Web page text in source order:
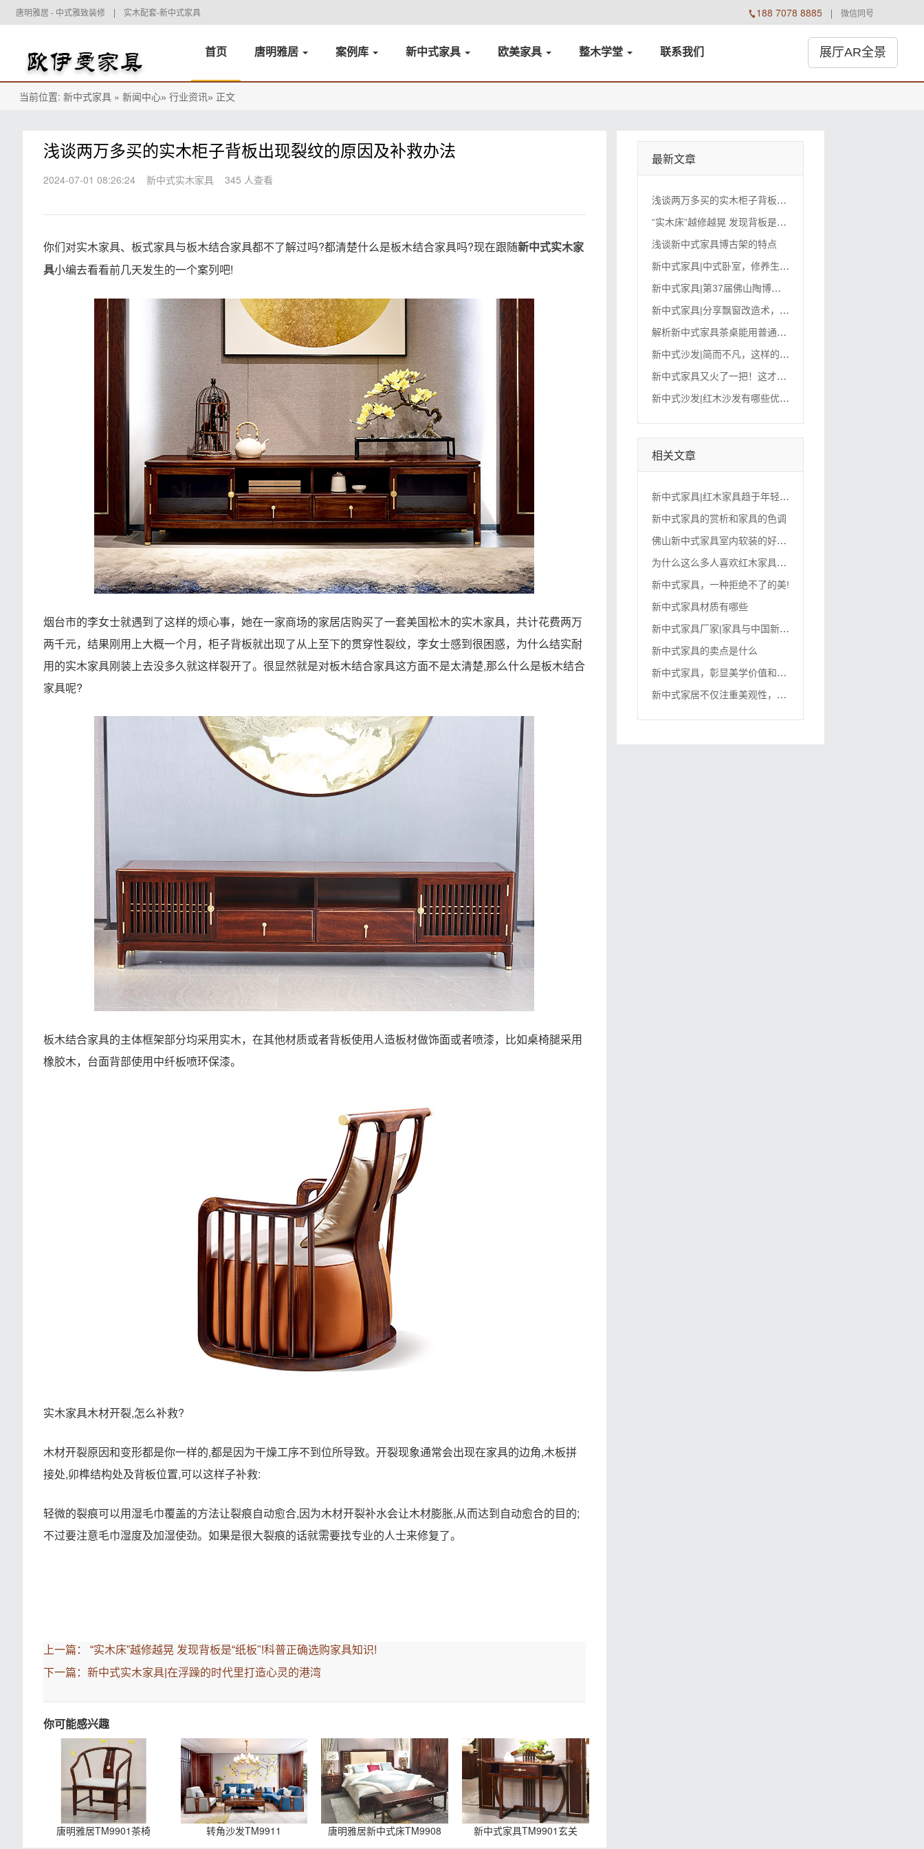
唐明雅居 - 中式雅致装修 实木配套-新中式家具  188 7078 8885 微信同号
首页 唐明雅居 案例库 新中式家具 欧美家具 整木学堂 联系我们 展厅AR全景
当前位置: 新中式家具 » 新闻中心» 行业资讯» 正文
浅谈两万多买的实木柜子背板出现裂纹的原因及补救办法
2024-07-01 08:26:24 新中式实木家具 345 人查看
你们对实木家具、板式家具与板木结合家具都不了解过吗?都清楚什么是板木结合家具吗?现在跟随新中式实木家
具小编去看看前几天发生的一个案列吧!
烟台市的李女士就遇到了这样的烦心事，她在一家商场的家居店购买了一套美国松木的实木家具，共计花费两万
两千元，结果刚用上大概一个月，柜子背板就出现了从上至下的贯穿性裂纹，李女士感到很困惑，为什么结实耐
用的实木家具刚装上去没多久就这样裂开了。很显然就是对板木结合家具这方面不是太清楚,那么什么是板木结合
家具呢?
板木结合家具的主体框架部分均采用实木，在其他材质或者背板使用人造板材做饰面或者喷漆，比如桌椅腿采用
橡胶木，台面背部使用中纤板喷环保漆。
实木家具木材开裂,怎么补救?
木材开裂原因和变形都是你一样的,都是因为干燥工序不到位所导致。开裂现象通常会出现在家具的边角,木板拼
接处,卯榫结构处及背板位置,可以这样子补救:
轻微的裂痕可以用湿毛巾覆盖的方法让裂痕自动愈合,因为木材开裂补水会让木材膨胀,从而达到自动愈合的目的;
不过要注意毛巾湿度及加湿使劲。如果是很大裂痕的话就需要找专业的人士来修复了。
上一篇： “实木床”越修越晃 发现背板是“纸板"!科普正确选购家具知识!
下一篇： 新中式实木家具|在浮躁的时代里打造心灵的港湾
你可能感兴趣
唐明雅居TM9901茶椅 转角沙发TM9911 唐明雅居新中式床TM9908 新中式家具TM9901玄关
最新文章
浅
谈两万多买的实木柜子背板出现裂纹的原因及补救办法
“
实木床”越修越晃 发现背板是“纸板"!科普正确选购家具知识!
浅谈新中式家具博古架的特点
新
中式家具|中式卧室，修养生息之所,分享现代家居风水文化
新
中式家具|第37届佛山陶博会延期至2022年4月18-21日举办
新
中式家具|分享飘窗改造术，中式新家该升级了！
解
析新中式家具茶桌能用普通硬木吗？
新
中式沙发|简而不凡，这样的新中式风，直撩心底！！
新
中式家具又火了一把！这才是中国人的生活艺术，人间理想
新
中式沙发|红木沙发有哪些优缺点？红木沙发保养方法介绍
相关文章
新
中式家具|红木家具趋于年轻化，新中式风格流行
新中式家具的赏析和家具的色调
佛
山新中式家具室内软装的好伙伴——文竹，该
为
什么这么多人喜欢红木家具？红木家具到底好在哪里？
新中式家具，一种拒绝不了的美!
新中式家具材质有哪些
新
中式家具厂家|家具与中国新家具风格有何明显区别？
新中式家具的卖点是什么
新
中式家具，彰显美学价值和生活哲学
新
中式家居不仅注重美观性，还注重实用性！